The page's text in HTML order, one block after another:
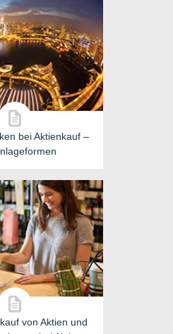
bei Aktienkauf –
von Aktien und